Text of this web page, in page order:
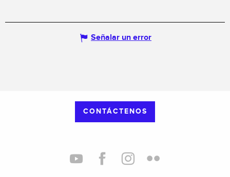
Señalar un error
CONTÁCTENOS